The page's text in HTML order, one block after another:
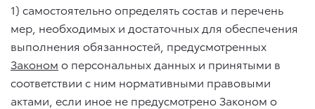
1) самостоятельно определять состав и перечень
мер, необходимых и достаточных для обеспечения
выполнения обязанностей, предусмотренных
Законом о персональных данных и принятыми в
соответствии с ним нормативными правовыми
актами, если иное не предусмотрено Законом о